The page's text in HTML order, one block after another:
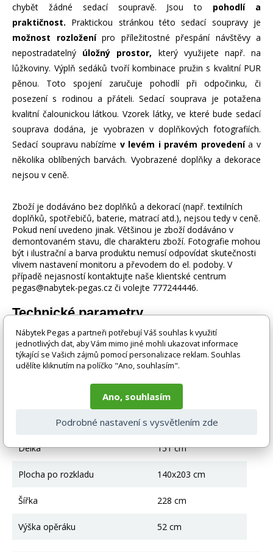
chybět žádné sedací soupravě. Jsou to pohodlí a
praktičnost. Praktickou stránkou této sedací soupravy je
možnost rozloženípro příležitostné přespání návštěvy a
nepostradatelný úložný prostor, který využijete např. na
lůžkoviny. Výplň sedáků tvoří kombinace pružin s kvalitní PUR
pěnou. Toto spojení zaručuje pohodlí při odpočinku, či
posezení s rodinou a přáteli. Sedací souprava je potažena
kvalitní čalounickou látkou. Vzorek látky, ve které bude sedací
souprava dodána, je vyobrazen v doplňkových fotografiích.
Sedací soupravu nabízíme v levém i pravém provedenía v
několika oblíbených barvách. Vyobrazené doplňky a dekorace
nejsou v ceně.
Zboží je dodáváno bez doplňků a dekorací (např. textilních
doplňků, spotřebičů, baterie, matrací atd.), nejsou tedy v ceně.
Pokud není uvedeno jinak. Většinou je zboží dodáváno v
demontovaném stavu, dle charakteru zboží. Fotografie mohou
být i ilustrační a barva produktu nemusí odpovídat skutečnosti
vlivem nastavení monitoru a převodem do el. podoby. V
případě nejasností kontaktujte naše klientské centrum
pegas@nabytek-pegas.cz či volejte 777244446.
Technické parametry
Úložný prostor Ano
Výška 93 cm
Ano
Výška sedu 44 cm
Délka 151 cm
Plocha po rozkladu 140x203 cm
Šířka 228 cm
Výška opěráku 52 cm
Nábytek Pegas a partneři potřebují Váš souhlas k využití
jednotlivých dat, aby Vám mimo jiné mohli ukazovat informace
týkající se Vašich zájmů pomocí personalizace reklam. Souhlas
udělíte kliknutím na políčko "Ano, souhlasím".
Ano, souhlasím
Podrobné nastavení s vysvětlením zde